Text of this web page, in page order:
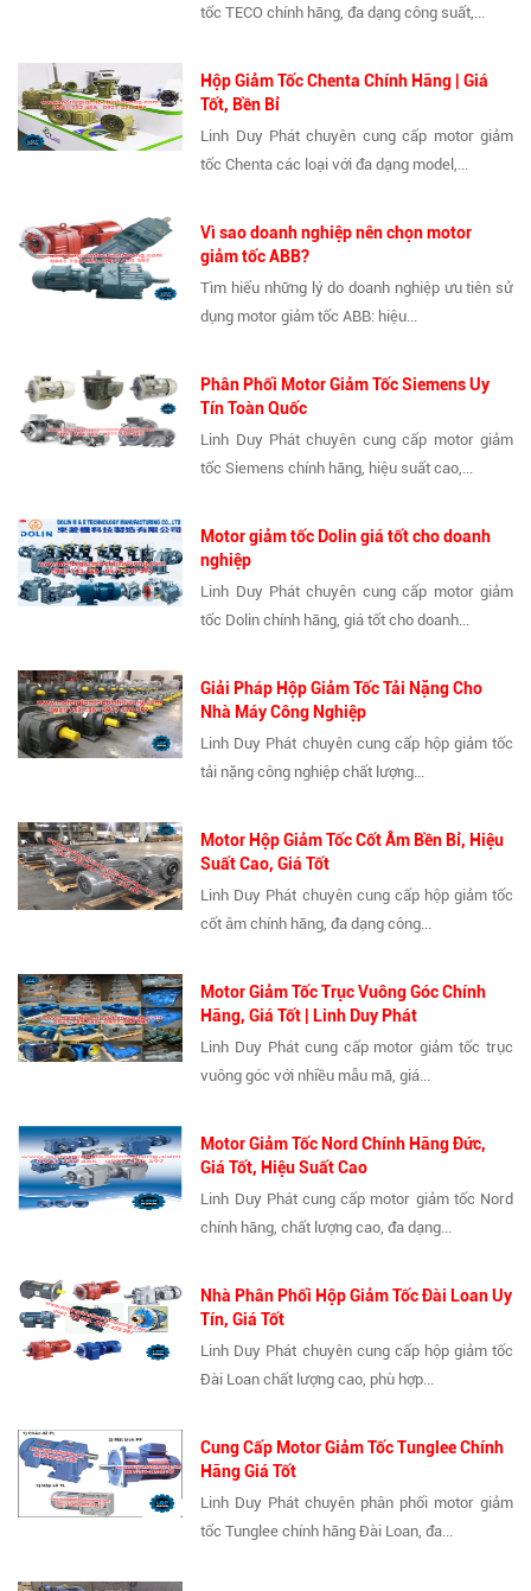
tốc TECO chính hãng, đa dạng công suất,...
Hộp Giảm Tốc Chenta Chính Hãng | Giá
Tốt, Bền Bỉ
Linh Duy Phát chuyên cung cấp motor giảm
tốc Chenta các loại với đa dạng model,...
Vì sao doanh nghiệp nên chọn motor
giảm tốc ABB?
Tìm hiểu những lý do doanh nghiệp ưu tiên sử
dụng motor giảm tốc ABB: hiệu...
Phân Phối Motor Giảm Tốc Siemens Uy
Tín Toàn Quốc
Linh Duy Phát chuyên cung cấp motor giảm
tốc Siemens chính hãng, hiệu suất cao,...
Motor giảm tốc Dolin giá tốt cho doanh
nghiệp
Linh Duy Phát chuyên cung cấp motor giảm
tốc Dolin chính hãng, giá tốt cho doanh...
Giải Pháp Hộp Giảm Tốc Tải Nặng Cho
Nhà Máy Công Nghiệp
Linh Duy Phát chuyên cung cấp hộp giảm tốc
tải nặng công nghiệp chất lượng...
Motor Hộp Giảm Tốc Cốt Âm Bền Bỉ, Hiệu
Suất Cao, Giá Tốt
Linh Duy Phát chuyên cung cấp hộp giảm tốc
cốt âm chính hãng, đa dạng công...
Motor Giảm Tốc Trục Vuông Góc Chính
Hãng, Giá Tốt | Linh Duy Phát
Linh Duy Phát cung cấp motor giảm tốc trục
vuông góc với nhiều mẫu mã, giá...
Motor Giảm Tốc Nord Chính Hãng Đức,
Giá Tốt, Hiệu Suất Cao
Linh Duy Phát cung cấp motor giảm tốc Nord
chính hãng, chất lượng cao, đa dạng...
Nhà Phân Phối Hộp Giảm Tốc Đài Loan Uy
Tín, Giá Tốt
Linh Duy Phát chuyên cung cấp hộp giảm tốc
Đài Loan chất lượng cao, phù hợp...
Cung Cấp Motor Giảm Tốc Tunglee Chính
Hãng Giá Tốt
Linh Duy Phát chuyên phân phối motor giảm
tốc Tunglee chính hãng Đài Loan, đa...